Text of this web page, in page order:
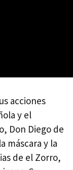
acciones
y el
Don Diego de
máscara y la
de el Zorro,